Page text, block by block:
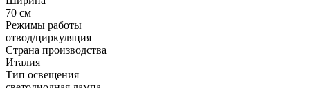
70 см
Режимы работы
отвод/циркуляция
Страна производства
Италия
Тип освещения